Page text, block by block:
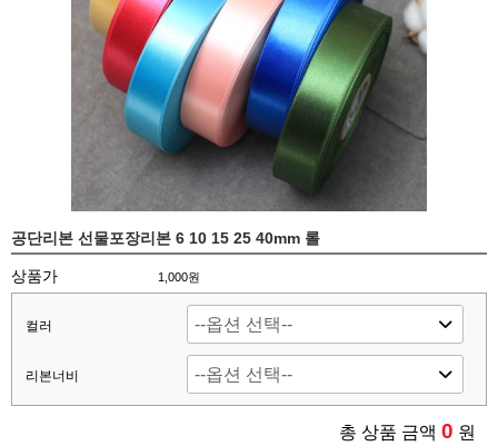
공단리본 선물포장리본 6 10 15 25 40mm 롤
상품가 1,000원
컬러
리본너비
총 상품 금액 0 원